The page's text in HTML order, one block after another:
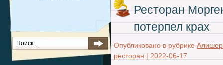
Ресторан
потерпел крах
Опубликовано в рубрике
ресторан | 2022-06-17